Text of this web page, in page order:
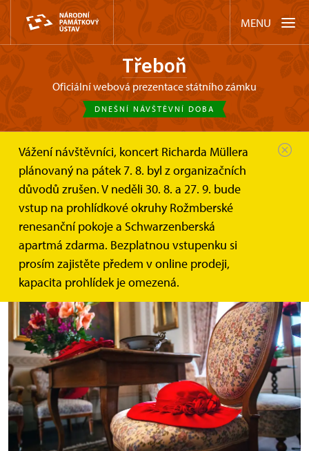
MENU
Třeboň
oficiální webová prezentace státního zámku
DNEŠNÍ NÁVŠTĚVNÍ DOBA
Vážení návštěvníci, koncert Richarda Müllera
plánovaný na pátek 7. 8. byl z organizačních
důvodů zrušen. V neděli 30. 8. a 27. 9. bude
vstup na prohlídkové okruhy Rožmberské
renesanční pokoje a Schwarzenberská
apartmá zdarma. Bezplatnou vstupenku si
prosím zajistěte předem v online prodeji,
kapacita prohlídek je omezená.
Třeboň Akce TŘEBOŇ: květinová výstava...
TŘEBOŇ: květinová výstava
Amaryllis a klobouky